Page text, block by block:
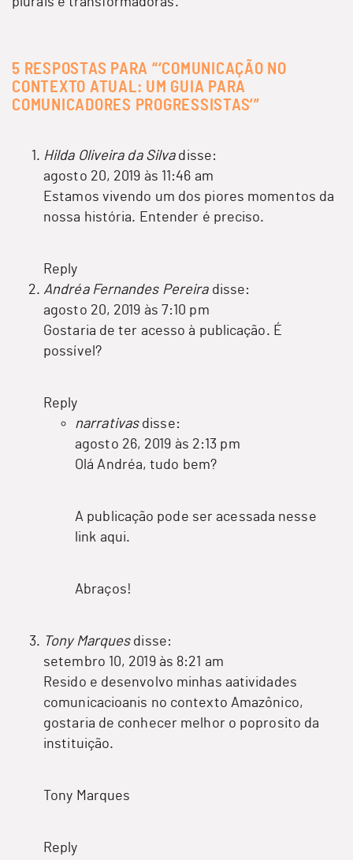
5 RESPOSTAS PARA “‘COMUNICAÇÃO NO
CONTEXTO ATUAL: UM GUIA PARA
COMUNICADORES PROGRESSISTAS’”
Hilda Oliveira da Silva disse:
agosto 20, 2019 às 11:46 am
Estamos vivendo um dos piores momentos da
nossa história. Entender é preciso.
Reply
Andréa Fernandes Pereira disse:
agosto 20, 2019 às 7:10 pm
Gostaria de ter acesso à publicação. É
possível?
Reply
narrativas disse:
agosto 26, 2019 às 2:13 pm
Olá Andréa, tudo bem?
A publicação pode ser acessada nesse
link aqui.
Abraços!
Tony Marques disse:
setembro 10, 2019 às 8:21 am
Resido e desenvolvo minhas aatividades
comunicacioanis no contexto Amazônico,
gostaria de conhecer melhor o poprosito da
instituição.
Tony Marques
Reply